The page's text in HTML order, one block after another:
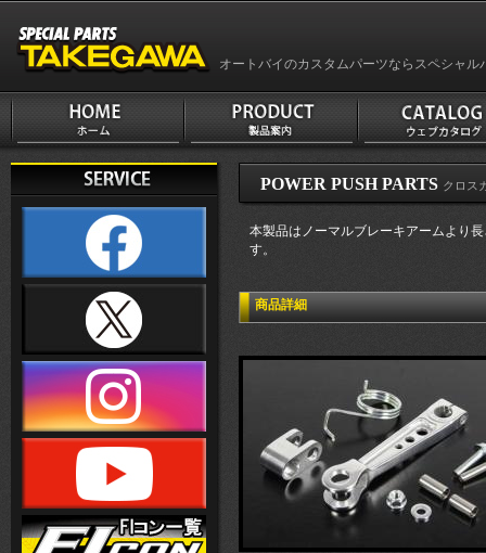
オートバイのカスタムパーツならスペシャル
POWER PUSH PARTS クロス
本製品はノーマルブレーキアームより
す。
商品詳細